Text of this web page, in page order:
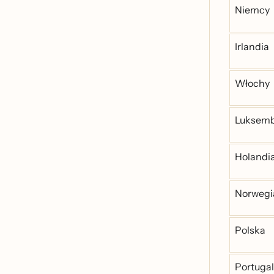
Niemcy
Irlandia
Włochy
Polska